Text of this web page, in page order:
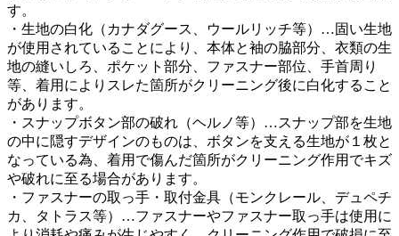
す。
・生地の白化（カナダグース、ウールリッチ等）…固い生地
が使用されていることにより、本体と袖の脇部分、衣類の生
地の縫いしろ、ポケット部分、ファスナー部位、手首周り
等、着用によりスレた箇所がクリーニング後に白化すること
があります。
・スナップボタン部の破れ（ヘルノ等）…スナップ部を生地
の中に隠すデザインのものは、ボタンを支える生地が１枚と
なっている為、着用で傷んだ箇所がクリーニング作用でキズ
や破れに至る場合があります。
・ファスナーの取っ手・取付金具（モンクレール、デュペチ
カ、タトラス等）…ファスナーやファスナー取っ手は使用に